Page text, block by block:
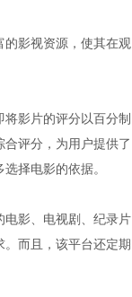
影视资源，使其在观
影片的评分以百分制
评分，为用户提供了
择电影的依据。
电影、电视剧、纪录片
而且，该平台还定期